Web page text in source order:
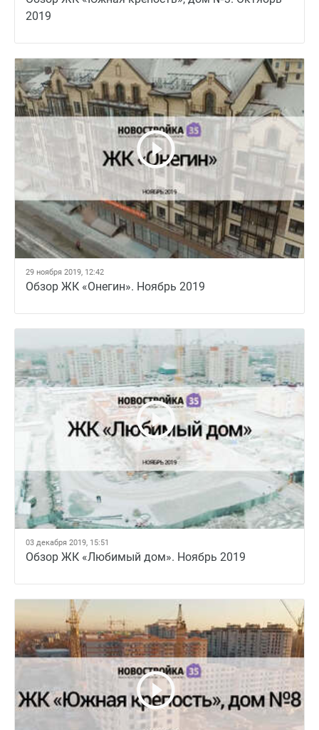
2019
29 ноября 2019, 12:42
Обзор ЖК «Онегин». Ноябрь 2019
03 декабря 2019, 15:51
Обзор ЖК «Любимый дом». Ноябрь 2019